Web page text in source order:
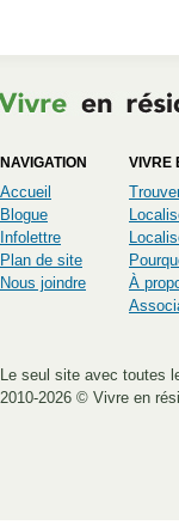
NAVIGATION
Accueil
Blogue
Infolettre
Plan de site
Nous joindre
VIVRE
À
Le seul site avec toutes
2010-2026 © Vivre en